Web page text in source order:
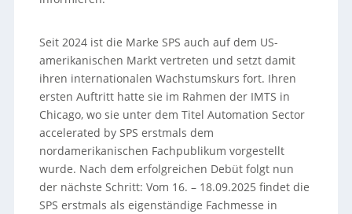
Seit 2024 ist die Marke SPS auch auf dem US-
amerikanischen Markt vertreten und setzt damit
ihren internationalen Wachstumskurs fort. Ihren
ersten Auftritt hatte sie im Rahmen der IMTS in
Chicago, wo sie unter dem Titel Automation Sector
accelerated by SPS erstmals dem
nordamerikanischen Fachpublikum vorgestellt
wurde. Nach dem erfolgreichen Debüt folgt nun
der nächste Schritt: Vom 16. – 18.09.2025 findet die
SPS erstmals als eigenständige Fachmesse in